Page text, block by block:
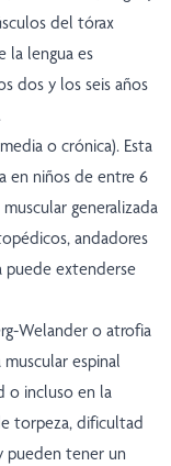
del tórax
la lengua es
dos y los seis años
o crónica). Esta
en niños de entre 6
generalizada
andadores
puede extenderse
Welander o atrofia
espinal
o incluso en la
torpeza, dificultad
pueden tener un